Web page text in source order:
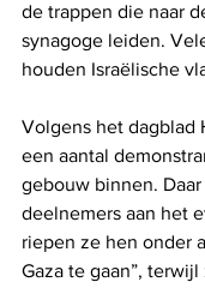
de trappen die naar
synagoge leiden.
houden Israëlische
Volgens het dagblad
een aantal
gebouw binnen.
deelnemers aan het
riepen ze hen onder
Gaza te gaan”, terwijl